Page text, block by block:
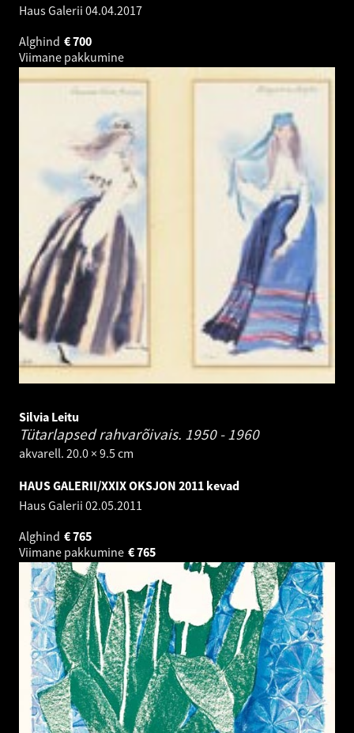
Haus Galerii 04.04.2017
Alghind
700
€
Viimane pakkumine
Silvia Leitu
Tütarlapsed rahvarõivais. 1950 - 1960
akvarell. 20.0 × 9.5 cm
HAUS GALERII/XXIX OKSJON 2011 kevad
Haus Galerii 02.05.2011
Alghind
765
€
Viimane pakkumine
765
€